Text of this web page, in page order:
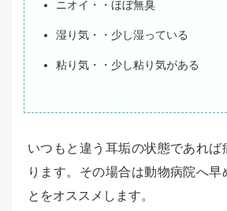
ニオイ・・ほぼ無臭
湿り気・・少し湿っている
粘り気・・少し粘り気がある
いつもと違う耳垢の状態であれば
ります。その場合は動物病院へ早
とをオススメします。